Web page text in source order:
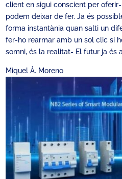
client en sigui conscient per
podem deixar de fer. Ja és
forma instantània quan salti un
fer-ho rearmar amb un sol clic si
somni, és la realitat- El futur ja és
Miquel À. Moreno